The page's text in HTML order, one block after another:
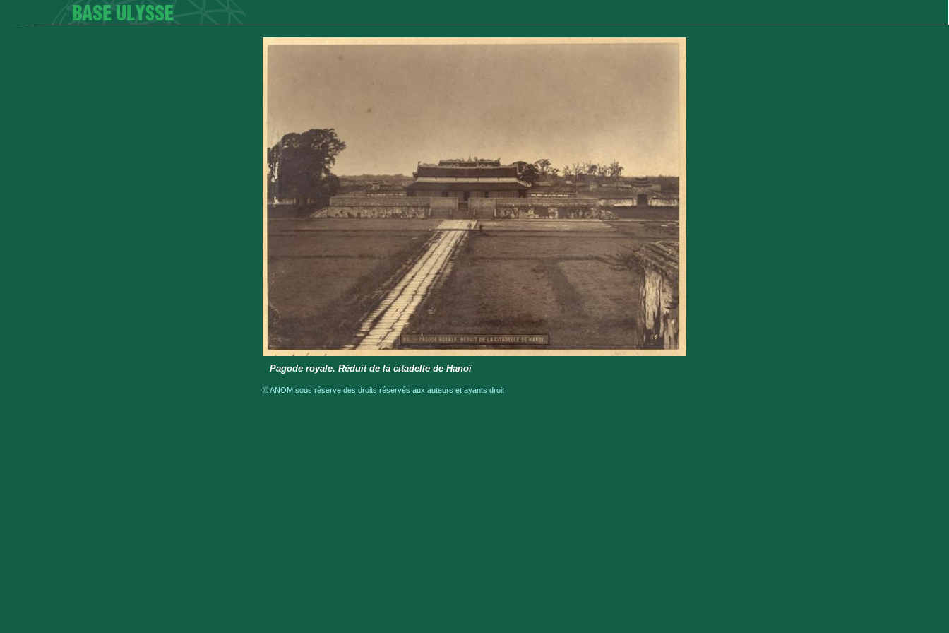
Pagode royale. Réduit de la citadelle de Hanoï
© ANOM sous réserve des droits réservés aux auteurs et ayants droit